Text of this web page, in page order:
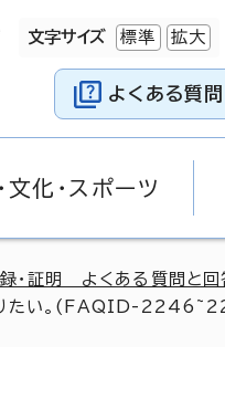
文字サイズ 標準 拡大
よくある質問
文化・スポーツ
・証明 よくある質問と回
りたい。(FAQID-